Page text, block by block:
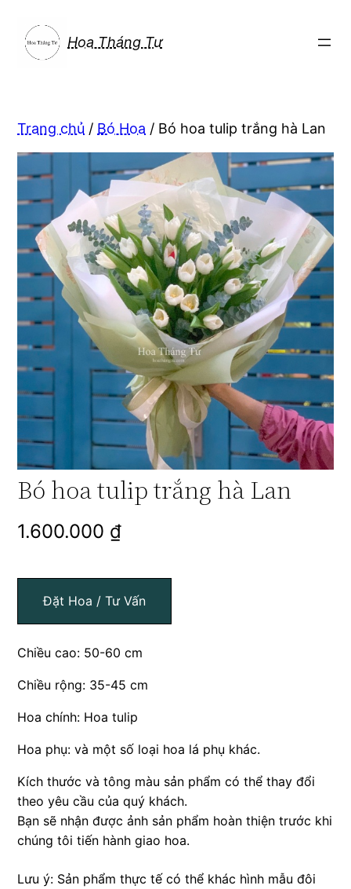
phần
Hoa Tháng Tư
Trang chủ / Bó Hoa / Bó hoa tulip trắng hà Lan
Bó hoa tulip trắng hà Lan
1.600.000 ₫
Đặt Hoa / Tư Vấn
Chiều cao: 50-60 cm
Chiều rộng: 35-45 cm
Hoa chính: Hoa tulip
Hoa phụ: và một số loại hoa lá phụ khác.
Kích thước và tông màu sản phẩm có thể thay đổi
theo yêu cầu của quý khách.
Bạn sẽ nhận được ảnh sản phẩm hoàn thiện trước khi
chúng tôi tiến hành giao hoa.
Lưu ý: Sản phẩm thực tế có thể khác hình mẫu đôi